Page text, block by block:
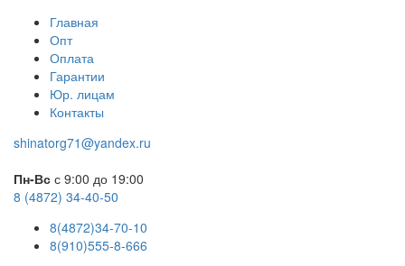
Главная
Опт
Оплата
Гарантии
Юр. лицам
Контакты
shinatorg71@yandex.ru
Пн-Вс с 9:00 до 19:00
8 (4872) 34-40-50
8(4872)34-70-10
8(910)555-8-666